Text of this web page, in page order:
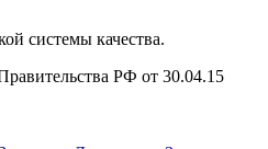
системы качества.
РФ от 30.04.15